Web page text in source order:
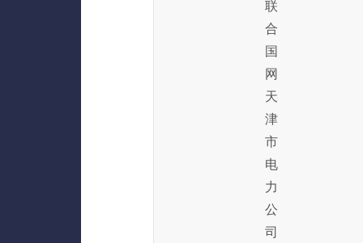
联
合
国
网
天
津
市
电
力
公
司